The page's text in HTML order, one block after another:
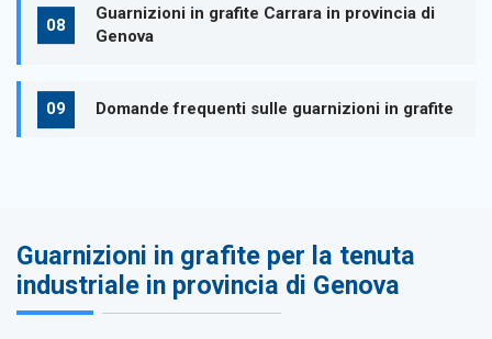
Guarnizioni in grafite Carrara in provincia di
Genova
Domande frequenti sulle guarnizioni in grafite
Guarnizioni in grafite per la tenuta
industriale in provincia di Genova